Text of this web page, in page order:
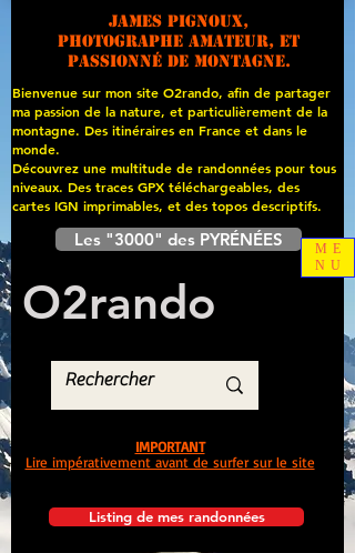
James PIGNOUX,
photographe amateur, et
passionné de montagne.
Bienvenue sur mon site O2rando, afin de partager
ma passion de la nature, et particulièrement de la
montagne. Des itinéraires en France et dans le
monde.
Découvrez une multitude de randonnées pour tous
niveaux. Des traces GPX téléchargeables, des
cartes IGN imprimables, et des topos descriptifs.
Les "3000" des PYRÉNÉES
O2rando
Listing de mes randonnées
IMPORTANT
Lire impérativement avant de surfer sur le site
ME
NU